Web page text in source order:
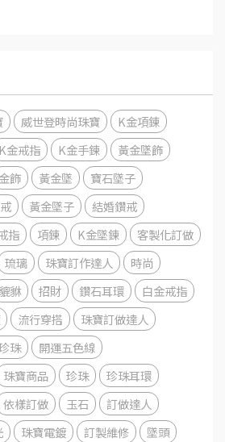
威世登時尚珠寶
K金項鍊
K金戒指 K金手鍊
黃金墜飾
金飾 黃金墜
寶石墜子
黃金墜子
結婚鑽戒
指 項鍊 K金墜鍊
客製化訂做
琉璃 珠寶訂作達人
時尚
貔貅 招財 鑽石耳環
白金戒指
流行穿搭
珠寶訂做達人
珠
開運五色線
珠寶商品 珍珠
珍珠耳環
依樣訂做 玉石
訂做達人
珠寶電鍍 訂製維修
墜頭